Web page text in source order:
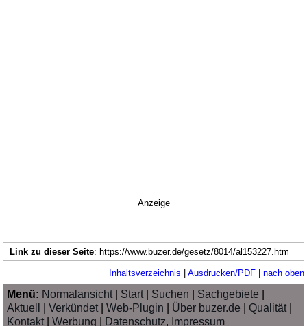
Anzeige
Link zu dieser Seite: https://www.buzer.de/gesetz/8014/al153227.htm
Inhaltsverzeichnis | Ausdrucken/PDF| nach oben
Menü: Normalansicht| Start| Suchen Sachgebiete
Aktuell
|Verkündet|Web-Plugin Über buzer.de |Qualität|
Kontakt|Werbung Datenschutz, Impressum